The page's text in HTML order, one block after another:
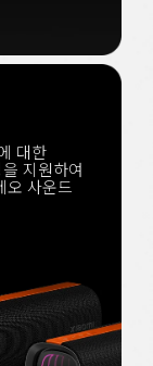
대한
지원하여
오 사운드